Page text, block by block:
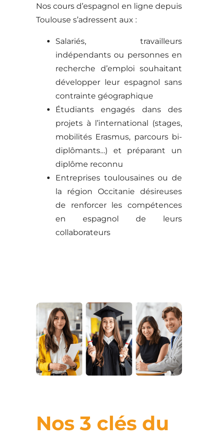
Nos cours d’espagnol en ligne depuis
Toulouse s’adressent aux :
Salariés, travailleurs
indépendants ou personnes en
recherche d’emploi souhaitant
développer leur espagnol sans
contrainte géographique
Étudiants engagés dans des
projets à l’international (stages,
mobilités Erasmus, parcours bi-
diplômants…) et préparant un
diplôme reconnu
Entreprises toulousaines ou de
la région Occitanie désireuses
de renforcer les compétences
en espagnol de leurs
collaborateurs
Nos 3 clés du